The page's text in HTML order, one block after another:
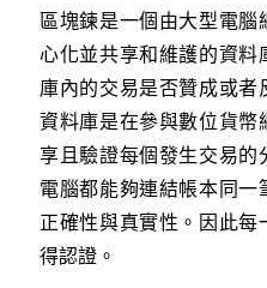
區塊鍊是一個由大型電腦
心化並共享和維護的資料
庫內的交易是否贊成或者
資料庫是在參與數位貨幣
享且驗證每個發生交易的
電腦都能夠連結帳本同一
正確性與真實性。因此每
得認證。